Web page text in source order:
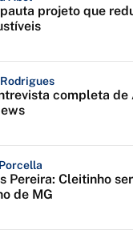
projeto que
completa
Pereira: Cleitinho
de MG